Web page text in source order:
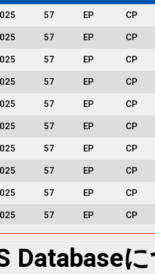
57 EP CP
57 EP CP
57 EP CP
57 EP CP
57 EP CP
57 EP CP
57 EP CP
57 EP CP
57 EP CP
57 EP CP
57 EP CP
57 EP CP
Database